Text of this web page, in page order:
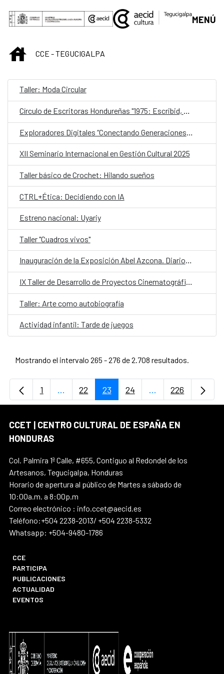
Saltar al contenido principal
MENÚ
INICIOCCE - TEGUCIGALPA
Taller: Moda Circular
Círculo de Escritoras Hondureñas "1975: Escribid, compañeras"
XII Seminario Internacional en Gestión Cultural 2025
Taller básico de Crochet: Hilando sueños
CTRL+Ética: Decidiendo con IA
Estreno nacional: Uyariy
Taller "Cuadros vivos"
Inauguración de la Exposición Abel Azcona. Diarios 1988-2025
IX Taller de Desarrollo de Proyectos Cinematográficos de Centroamérica
Taller: Arte como autobiografía
Actividad infantil: Tarde de juegos
Mostrando el intervalo 265 - 276 de 2.708 resultados.
Página
1 ...Páginas intermedias Use TAB para
Página
22 Página
23 Página
24 ...PáginasPágina
226
CCET | CENTRO CULTURAL DE ESPAÑA EN
HONDURAS
Col. Palmira 1ª Calle, #655, Contiguo al Redondel de los
Artesanos, Tegucigalpa, Honduras
Horario de apertura al público de Martes a sábado de
10:00a.m. a 8:00p.m
Correo electrónico : info.ccet@aecid.es
Teléfono:+504 2238-2013/ +504 2238-5332
Whatsapp: +504-9480-1786
CCE
PARTICIPA
PUBLICACIONES
ACTUALIDAD
EVENTOS